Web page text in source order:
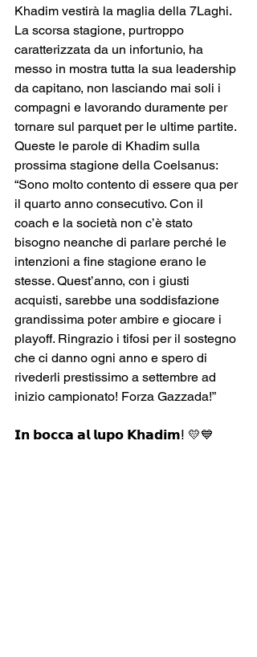
Khadim vestirà la maglia della 7Laghi.
La scorsa stagione, purtroppo
caratterizzata da un infortunio, ha
messo in mostra tutta la sua leadership
da capitano, non lasciando mai soli i
compagni e lavorando duramente per
tornare sul parquet per le ultime partite.
Queste le parole di Khadim sulla
prossima stagione della Coelsanus:
“Sono molto contento di essere qua per
il quarto anno consecutivo. Con il
coach e la società non c’è stato
bisogno neanche di parlare perché le
intenzioni a fine stagione erano le
stesse. Quest’anno, con i giusti
acquisti, sarebbe una soddisfazione
grandissima poter ambire e giocare i
playoff. Ringrazio i tifosi per il sostegno
che ci danno ogni anno e spero di
rivederli prestissimo a settembre ad
inizio campionato! Forza Gazzada!”
𝗜𝗻 𝗯𝗼𝗰𝗰𝗮 𝗮𝗹 𝗹𝘂𝗽𝗼 𝗞𝗵𝗮𝗱𝗶𝗺ⵑ 💛💙